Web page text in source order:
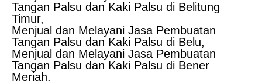
Tangan Palsu dan Kaki Palsu di Belitung
Timur,
Menjual dan Melayani Jasa Pembuatan
Tangan Palsu dan Kaki Palsu di Belu,
Menjual dan Melayani Jasa Pembuatan
Tangan Palsu dan Kaki Palsu di Bener
Meriah,